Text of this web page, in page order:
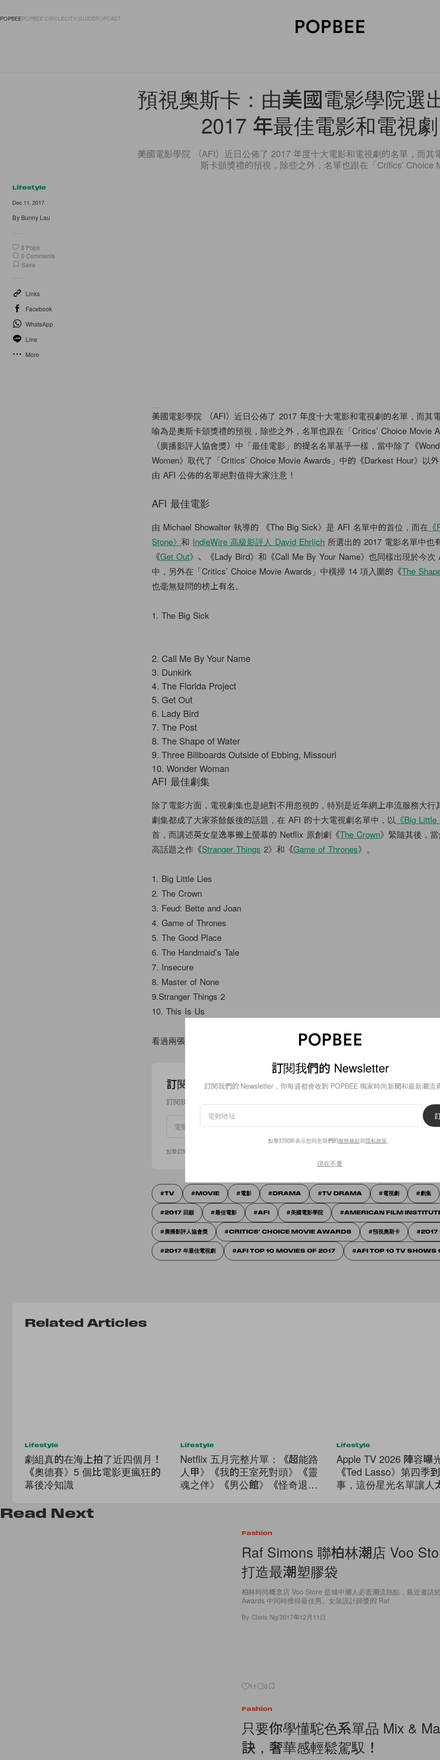
POPBEEPOPBEE CIRCLECITY GUIDEPOPCAST
預視奧斯卡：由美國電影學院選
2017 年最佳電影和電視
美國電影學院 （AFI）近日公佈了 2017 年度十大電影和電視劇的名單，而其
斯卡頒獎禮的預視，除些之外，名單也跟在「Critics’ Choice
Lifestyle
Dec 11, 2017
By Bunny Lau
8 Pops
0 Comments
Save
Links
Facebook
WhatsApp
Line
More
美國電影學院 （AFI）近日公佈了 2017 年度十大電影和電視劇的名單，而其
喻為是奧斯卡頒獎禮的預視，除些之外，名單也跟在「Critics’ Choice Movie
（廣播影評人協會獎）中「最佳電影」的提名名單基乎一樣，當中除了《
Women》取代了「Critics’ Choice Movie Awards」中的《Darkest Hour》以
由 AFI 公佈的名單絕對值得大家注意！
AFI 最佳電影
由 Michael Showalter 執導的 《The Big Sick》是 AFI 名單中的首位，而在
Stone》和 IndieWire 高級影評人 David Ehrlich 所選出的 2017 電影名單中也
《Get Out》、《Lady Bird》和《Call Me By Your Name》也同樣出現於今次
中，另外在「Critics’ Choice Movie Awards」中橫掃 14 項入圍的《The
也毫無疑問的榜上有名。
1. The Big Sick
2. Call Me By Your Name
3. Dunkirk
4. The Florida Project
5. Get Out
6. Lady Bird
7. The Post
8. The Shape of Water
9. Three Billboards Outside of Ebbing, Missouri
10. Wonder Woman
AFI 最佳劇集
除了電影方面，電視劇集也是絕對不用忽視的，特別是近年網上串流服務大行
劇集都成了大家茶餘飯後的話題，在 AFI 的十大電視劇名單中，以 《Big
首，而講述英女皇逸事搬上螢幕的 Netflix 原創劇《The Crown》緊隨其後，
高話題之作《Stranger Things 2》和《Game of Thrones》。
1. Big Little Lies
2. The Crown
3. Feud: Bette and Joan
4. Game of Thrones
5. The Good Place
6. The Handmaid’s Tale
7. Insecure
8. Master of None
9.Stranger Things 2
10. This Is Us
看過兩張名單後，趁著聖誕假期不妨把還未看過的電影或劇集都看光光吧！
訂閱我們的 Newsletter
訂閱我們的 Newsletter，你每週都會收到 POPBEE 獨家時尚新聞和最新潮流資訊。
點擊訂閱即表示您同意我們的
TV MOVIE 電影 DRAMA TV DRAMA 電視劇 劇集
2017 回顧 最佳電影 AFI 美國電影學院 AMERICAN FILM
廣播影評人協會獎 CRITICS' CHOICE MOVIE AWARDS 預視奧斯卡 2017
2017 年最佳電視劇 AFI TOP 10 MOVIES OF 2017 AFI TOP 10 TV SHOWS
Related Articles
Lifestyle
劇組真的在海上拍了近四個月！
《奧德賽》5 個比電影更瘋狂的
幕後冷知識
Lifestyle
Netflix 五月完整片單：《超能路
人甲》《我的王室死對頭》《靈
魂之伴》《男公館》《怪奇退休
Lifestyle
Apple TV 2026 陣容曝
《Ted Lasso》第四季
事，這份星光名單讓人
Read Next
Fashion
Raf Simons 聯柏林潮店 Voo
打造最潮塑膠袋
柏林時尚概念店 Voo Store 是城中潮人必逛潮流熱點，最近邀請
Awards 中同時獲得最佳男、女裝設計師獎的 Raf
By Cloris Ng/2017年12月11日
11 0
Fashion
只要你學懂駝色系單品 Mix &
訣，奢華感輕鬆駕馭！
訂閱我們的 Newsletter
訂閱我們的 Newsletter，你每週都會收到 POPBEE 獨家時尚新聞和最新潮流
點擊訂閱即表示您同意我們的服務條款與隱私政策。
現在不要